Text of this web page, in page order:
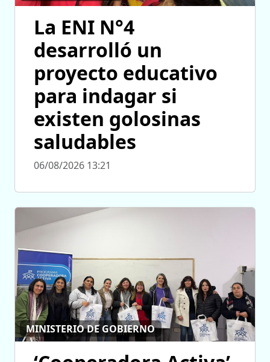
La ENI N°4
desarrolló un
proyecto educativo
para indagar si
existen golosinas
saludables
06/08/2026 13:21
MINISTERIO DE GOBIERNO